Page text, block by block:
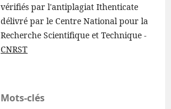
vérifiés par l'antiplagiat Ithenticate
délivré par le Centre National pour la
Recherche Scientifique et Technique -
CNRST
Mots-clés